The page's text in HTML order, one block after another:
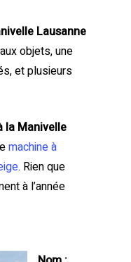
Lausanne
objets, une
et plusieurs
la Manivelle
machine à
. Rien que
à l’année